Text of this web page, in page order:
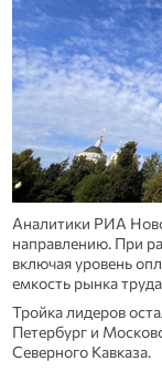
Аналитики РИА
направлению. При
включая уровень
емкость рынка
Тройка лидеров
Петербург и
Северного Кавказа.